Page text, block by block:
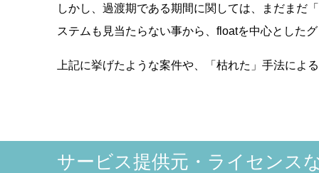
しかし、過渡期である期間に関しては、まだまだ
ステムも見当たらない事から、floatを中心とした
上記に挙げたような案件や、「枯れた」手法によ
サービス提供元・ライセンス